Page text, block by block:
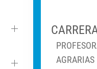
AGRARIAS